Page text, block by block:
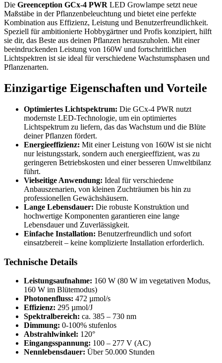
Die Greenception GCx-4 PWR LED Growlampe setzt neue
Maßstäbe in der Pflanzenbeleuchtung und bietet eine perfekte
Kombination aus Effizienz, Leistung und Benutzerfreundlichkeit.
Speziell für ambitionierte Hobbygärtner und Profis konzipiert, hilft
sie dir, das Beste aus deinen Pflanzen herauszuholen. Mit einer
beeindruckenden Leistung von 160W und fortschrittlichen
Lichtspektren ist sie ideal für verschiedene Wachstumsphasen und
Pflanzenarten.
Einzigartige Eigenschaften und Vorteile
Optimiertes Lichtspektrum: Die GCx-4 PWR nutzt
modernste LED-Technologie, um ein optimiertes
Lichtspektrum zu liefern, das das Wachstum und die Blüte
deiner Pflanzen fördert.
Energieeffizienz: Mit einer Leistung von 160W ist sie nicht
nur leistungsstark, sondern auch energieeffizient, was zu
geringeren Betriebskosten und einer besseren Umweltbilanz
führt.
Vielseitige Anwendung: Ideal für verschiedene
Anbauszenarien, von kleinen Zuchträumen bis hin zu
professionellen Gewächshäusern.
Lange Lebensdauer: Die robuste Konstruktion und
hochwertige Komponenten garantieren eine lange
Lebensdauer und Zuverlässigkeit.
Einfache Installation: Benutzerfreundlich und sofort
einsatzbereit – keine komplizierte Installation erforderlich.
Technische Details
Leistungsaufnahme: 160 W (80 W im vegetativen Modus,
160 W im Blütemodus)
Photonenfluss: 472 µmol/s
Effizienz: 295 µmol/J
Spektralbereich: ca. 385 – 730 nm
Dimmung: 0-100% stufenlos
Abstrahlwinkel: 120°
Eingangsspannung: 100 – 277 V (AC)
Nennlebensdauer: Über 50.000 Stunden